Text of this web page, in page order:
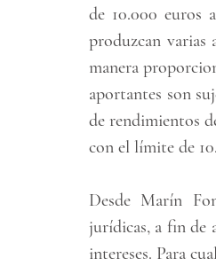
de 10.000 euros
produzcan varias
manera
aportantes son
de rendimientos
con el límite de
Desde Marín
jurídicas, a fin de
intereses. Para